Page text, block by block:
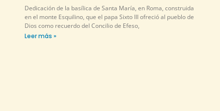
Dedicación de la basílica de Santa María, en Roma, construida
en el monte Esquilino, que el papa Sixto III ofreció al pueblo de
Dios como recuerdo del Concilio de Efeso,
Leer más »